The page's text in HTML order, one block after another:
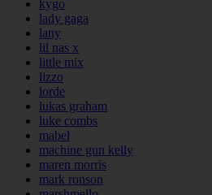
kygo
lady gaga
lany
lil nas x
little mix
lizzo
lorde
lukas graham
luke combs
mabel
machine gun kelly
maren morris
mark ronson